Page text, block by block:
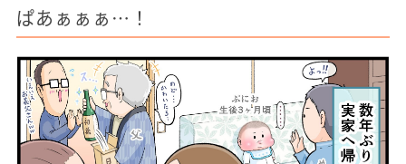
ぱあぁぁぁ…！